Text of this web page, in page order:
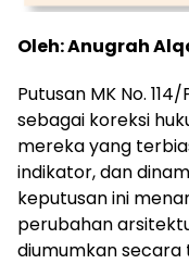
Oleh: Anugrah
Putusan MK No.
sebagai koreksi
mereka yang
indikator, dan
keputusan ini
perubahan
diumumkan secara